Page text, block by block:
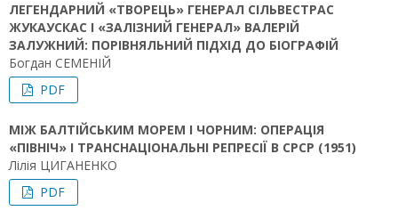
ЛЕГЕНДАРНИЙ «ТВОРЕЦЬ» ГЕНЕРАЛ СІЛЬВЕСТРАС
ЖУКАУСКАС І «ЗАЛІЗНИЙ ГЕНЕРАЛ» ВАЛЕРІЙ
ЗАЛУЖНИЙ: ПОРІВНЯЛЬНИЙ ПІДХІД ДО БІОГРАФІЙ
Богдан СЕМЕНІЙ
PDF
МІЖ БАЛТІЙСЬКИМ МОРЕМ І ЧОРНИМ: ОПЕРАЦІЯ
«ПІВНІЧ» І ТРАНСНАЦІОНАЛЬНІ РЕПРЕСІЇ В СРСР (1951)
Лілія ЦИГАНЕНКО
PDF